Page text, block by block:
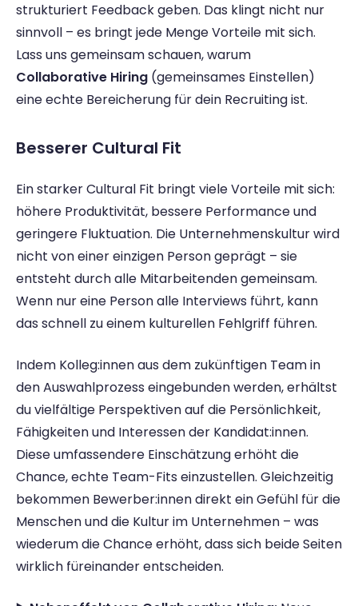
strukturiert Feedback geben. Das klingt nicht nur
sinnvoll – es bringt jede Menge Vorteile mit sich.
Collaborative Hiring (gemeinsames Einstellen)
eine echte Bereicherung für dein Recruiting ist.
Besserer Cultural Fit
Ein starker Cultural Fit bringt viele Vorteile mit sich:
höhere Produktivität, bessere Performance und
geringere Fluktuation. Die Unternehmenskultur wird
nicht von einer einzigen Person geprägt – sie
entsteht durch alle Mitarbeitenden gemeinsam.
Wenn nur eine Person alle Interviews führt, kann
das schnell zu einem kulturellen Fehlgriff führen.
Indem Kolleg:innen aus dem zukünftigen Team in
den Auswahlprozess eingebunden werden, erhältst
du vielfältige Perspektiven auf die Persönlichkeit,
Fähigkeiten und Interessen der Kandidat:innen.
Diese umfassendere Einschätzung erhöht die
Chance, echte Team-Fits einzustellen. Gleichzeitig
bekommen Bewerber:innen direkt ein Gefühl für die
Menschen und die Kultur im Unternehmen – was
wiederum die Chance erhöht, dass sich beide Seiten
wirklich füreinander entscheiden.